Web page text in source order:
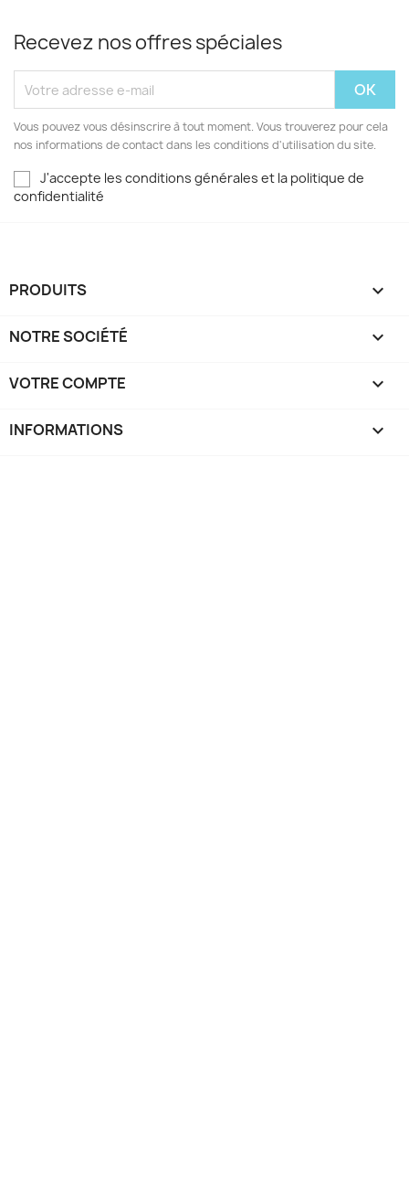
Recevez nos offres spéciales
Vous pouvez vous désinscrire à tout moment. Vous trouverez pour cela
nos informations de contact dans les conditions d'utilisation du site.
J'accepte les conditions générales et la politique de
confidentialité
PRODUITS 
NOTRE SOCIÉTÉ 
VOTRE COMPTE 
INFORMATIONS keyboard_arrow_down